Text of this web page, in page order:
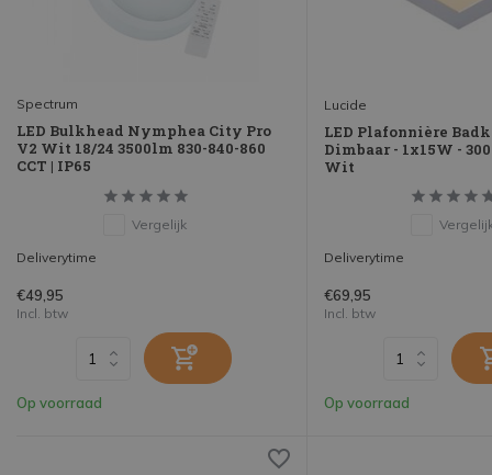
Spectrum
LED Bulkhead Nymphea City Pro
V2 Wit 18/24 3500lm 830-840-860
CCT | IP65
Vergelijk
Deliverytime
€49,95
Incl. btw
Op voorraad
Lucide
LED Plafonnière
Dimbaar - 1x15W -
Wit
Deliverytime
€69,95
Incl. btw
Op voorraad